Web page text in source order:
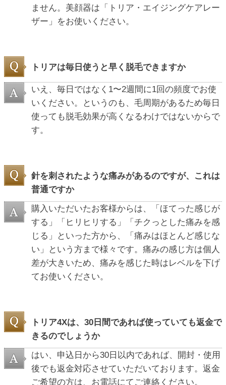
ません。美顔器は「トリア・エイジングケアレー
ザー」をお使いください。
トリアは毎日使うと早く脱毛できますか
いえ、毎日ではなく1〜2週間に1回の頻度でお使
いください。というのも、毛周期があるため毎日
使っても脱毛効果が高くなるわけではないからで
す。
針を刺されたような痛みがあるのですが、これは
普通ですか
購入いただいたお客様からは、「ほてった感じが
する」「ヒリヒリする」「チクっとした痛みを感
じる」といった方から、「痛みはほとんど感じな
い」という方まで様々です。痛みの感じ方は個人
差が大きいため、痛みを感じた時はレベルを下げ
てお使いください。
トリア4Xは、30日間であれば使っていても返金で
きるのでしょうか
はい、申込日から30日以内であれば、開封・使用
後でも返金対応させていただいております。返金
ご希望の方は、お電話にてご連絡ください。